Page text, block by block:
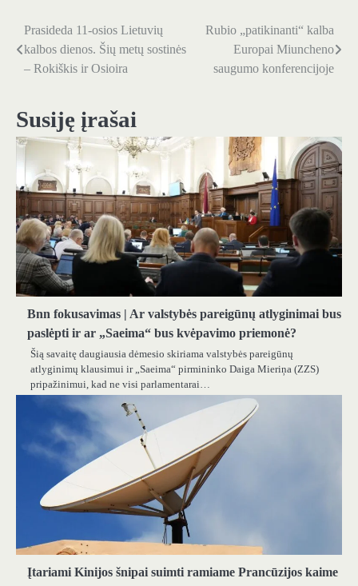
Navigacija
tarp
Prasideda 11-osios Lietuvių
kalbos dienos. Šių metų sostinės
– Rokiškis ir Osioira
Rubio „patikinanti“ kalba
Europai Miuncheno
saugumo konferencijoje
Susiję įrašai
Bnn fokusavimas | Ar valstybės pareigūnų atlyginimai bus
paslėpti ir ar „Saeima“ bus kvėpavimo priemonė?
Šią savaitę daugiausia dėmesio skiriama valstybės pareigūnų
atlyginimų klausimui ir „Saeima“ pirmininko Daiga Mieriņa (ZZS)
pripažinimui, kad ne visi parlamentarai…
Įtariami Kinijos šnipai suimti ramiame Prancūzijos kaime